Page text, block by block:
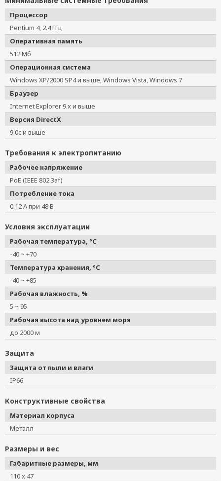
Процессор
Pentium 4, 2.4 ГГц
Оперативная память
512 Мб
Операционная система
Windows XP/2000 SP4 и выше, Windows Vista, Windows 7
Браузер
Internet Explorer 9.x и выше
Версия DirectX
9.0c и выше
Требования к электропитанию
Рабочее напряжение
PoE (IEEE 802.3af)
Потребление тока
0.12 А при 48 В
Условия эксплуатации
Рабочая температура, °C
-40 ~ +70
Температура хранения, °C
-40 ~ +85
Рабочая влажность, %
5 ~ 95
Рабочая высота над уровнем моря
до 2000 м
Защита
Защита от пыли и влаги
IP66
Конструктивные свойства
Материал корпуса
Металл
Размеры и вес
Габаритные размеры, мм
110 x 47